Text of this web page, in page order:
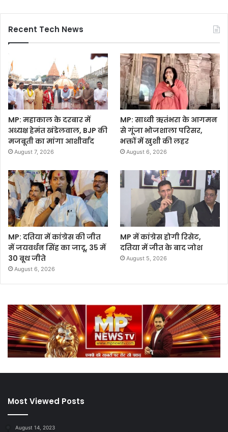
Recent Tech News
MP: महाकाल के दरबार में
अध्यक्ष हेमंत खंडेलवाल, BJP की
मजबूती का मांगा आशीर्वाद
August 7, 2026
MP: साध्वी ऋतंभरा के आगमन
से गूंजा भोजशाला परिसर,
भक्तों में खुशी की लहर
August 6, 2026
MP: दतिया में कांग्रेस की जीत
में जयवर्धन सिंह का जादू, 35 में
30 बूथ जीते
August 6, 2026
MP में कांग्रेस होगी रिसेट,
दतिया में जीत के बाद जोश
August 5, 2026
Most Viewed Posts
August 14, 2023